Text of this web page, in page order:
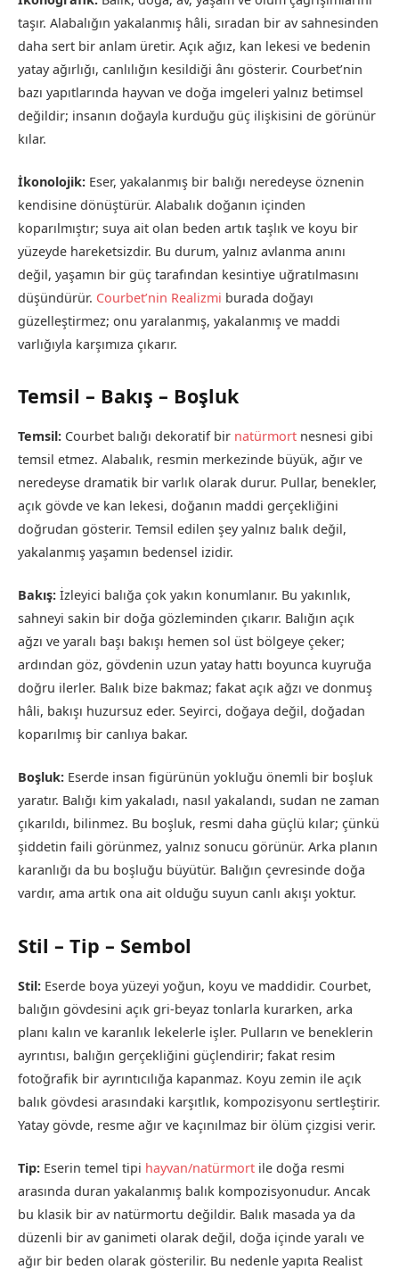
taşır. Alabalığın yakalanmış hâli, sıradan bir av sahnesinden
daha sert bir anlam üretir. Açık ağız, kan lekesi ve bedenin
yatay ağırlığı, canlılığın kesildiği ânı gösterir. Courbet’nin
bazı yapıtlarında hayvan ve doğa imgeleri yalnız betimsel
değildir; insanın doğayla kurduğu güç ilişkisini de görünür
kılar.
İkonolojik: Eser, yakalanmış bir balığı neredeyse öznenin
kendisine dönüştürür. Alabalık doğanın içinden
koparılmıştır; suya ait olan beden artık taşlık ve koyu bir
yüzeyde hareketsizdir. Bu durum, yalnız avlanma anını
değil, yaşamın bir güç tarafından kesintiye uğratılmasını
düşündürür. Courbet’nin Realizmi burada doğayı
güzelleştirmez; onu yaralanmış, yakalanmış ve maddi
varlığıyla karşımıza çıkarır.
Temsil – Bakış – Boşluk
Temsil: Courbet balığı dekoratif bir natürmort nesnesi gibi
temsil etmez. Alabalık, resmin merkezinde büyük, ağır ve
neredeyse dramatik bir varlık olarak durur. Pullar, benekler,
açık gövde ve kan lekesi, doğanın maddi gerçekliğini
doğrudan gösterir. Temsil edilen şey yalnız balık değil,
yakalanmış yaşamın bedensel izidir.
Bakış: İzleyici balığa çok yakın konumlanır. Bu yakınlık,
sahneyi sakin bir doğa gözleminden çıkarır. Balığın açık
ağzı ve yaralı başı bakışı hemen sol üst bölgeye çeker;
ardından göz, gövdenin uzun yatay hattı boyunca kuyruğa
doğru ilerler. Balık bize bakmaz; fakat açık ağzı ve donmuş
hâli, bakışı huzursuz eder. Seyirci, doğaya değil, doğadan
koparılmış bir canlıya bakar.
Boşluk: Eserde insan figürünün yokluğu önemli bir boşluk
yaratır. Balığı kim yakaladı, nasıl yakalandı, sudan ne zaman
çıkarıldı, bilinmez. Bu boşluk, resmi daha güçlü kılar; çünkü
şiddetin faili görünmez, yalnız sonucu görünür. Arka planın
karanlığı da bu boşluğu büyütür. Balığın çevresinde doğa
vardır, ama artık ona ait olduğu suyun canlı akışı yoktur.
Stil – Tip – Sembol
Stil: Eserde boya yüzeyi yoğun, koyu ve maddidir. Courbet,
balığın gövdesini açık gri-beyaz tonlarla kurarken, arka
planı kalın ve karanlık lekelerle işler. Pulların ve beneklerin
ayrıntısı, balığın gerçekliğini güçlendirir; fakat resim
fotoğrafik bir ayrıntıcılığa kapanmaz. Koyu zemin ile açık
balık gövdesi arasındaki karşıtlık, kompozisyonu sertleştirir.
Yatay gövde, resme ağır ve kaçınılmaz bir ölüm çizgisi verir.
Tip: Eserin temel tipi hayvan/natürmort ile doğa resmi
arasında duran yakalanmış balık kompozisyonudur. Ancak
bu klasik bir av natürmortu değildir. Balık masada ya da
düzenli bir av ganimeti olarak değil, doğa içinde yaralı ve
ağır bir beden olarak gösterilir. Bu nedenle yapıta Realist